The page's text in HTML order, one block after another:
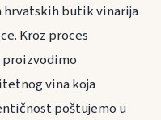
hrvatskih butik vinarija
Kroz proces
vina koja
poštujemo u